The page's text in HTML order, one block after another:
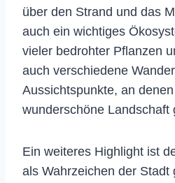
über den Strand und das
auch ein wichtiges
vieler bedrohter Pflanzen
auch verschiedene
Aussichtspunkte, an
wunderschöne Landschaft
Ein weiteres Highlight ist
als Wahrzeichen der Stadt